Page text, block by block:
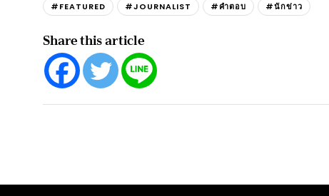
#FEATURED #JOURNALIST #คำตอบ #นักข่าว
Share this article